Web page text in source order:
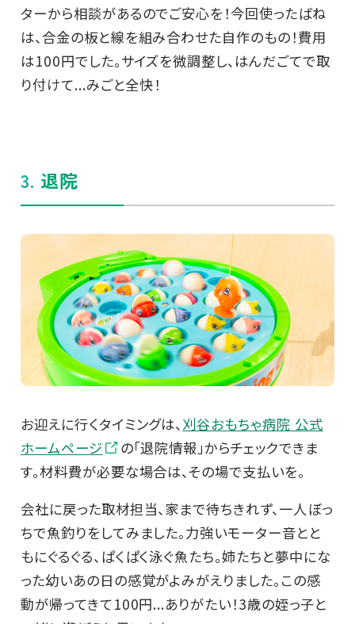
ターから相談があるのでご安心を！今回使ったばね
は、合金の板と線を組み合わせた自作のもの！費用
は100円でした。サイズを微調整し、はんだごてで取
り付けて...みごと全快！
3. 退院
お迎えに行くタイミングは、 刈谷おもちゃ病院 公式
ホームページ
の「退院情報」からチェックできま
す。材料費が必要な場合は、その場で支払いを。
会社に戻った取材担当、家まで待ちきれず、一人ぼっ
ちで魚釣りをしてみました。力強いモーター音とと
もにぐるぐる、ぱくぱく泳ぐ魚たち。姉たちと夢中にな
った幼いあの日の感覚がよみがえりました。この感
動が帰ってきて100円...ありがたい！3歳の姪っ子と